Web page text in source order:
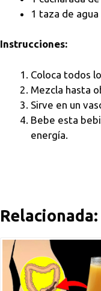
1 taza de
Instrucciones:
Coloca todos
Mezcla hasta
Sirve en un
Bebe esta
energía.
Relacionada: